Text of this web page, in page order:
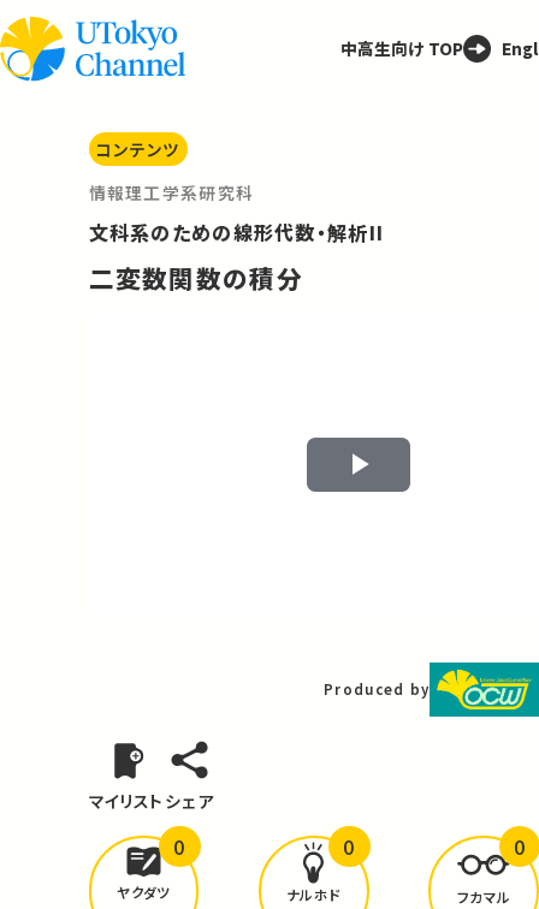
中高生向け TOP
コンテンツ
情報理工学系研究科
文科系のための線形代数・解析II
二変数関数の積分
Play
Produced by
マイリスト シェア
どんな学びがありましたか？
ヤクダツ
0
ナルホド
0
フカマル
0